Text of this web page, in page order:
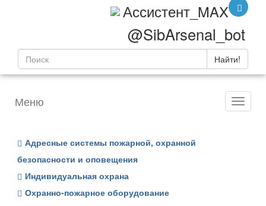
Ассистент_MAX
@SibArsenal_bot
Найти!
Меню
Адресные системы пожарной, охранной
безопасности и оповещения
Индивидуальная охрана
Охранно-пожарное оборудование